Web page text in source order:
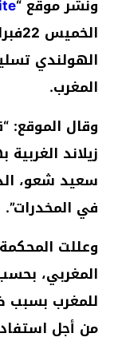
ونشر موقع “
الهولندي
المغرب.
وقال الموقع:
زيلاند
سعيد شعو،
في المخدرات”.
وعللت
المغربي،
للمغرب بسبب
من أجل